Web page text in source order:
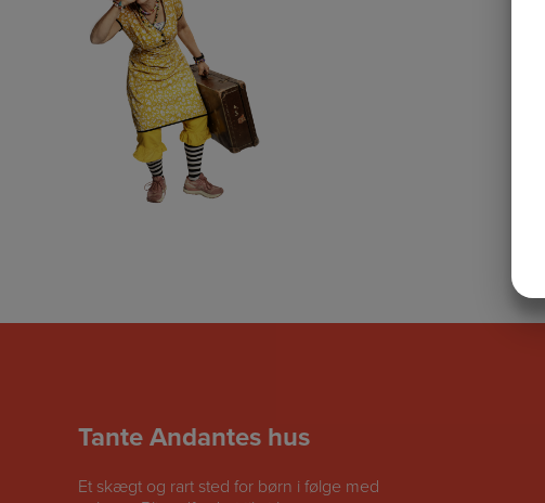
Tante Andantes hus
Et skægt og rart sted for børn i følge med